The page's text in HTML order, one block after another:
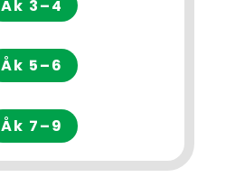
Åk 3–4
Åk 5–6
Åk 7–9